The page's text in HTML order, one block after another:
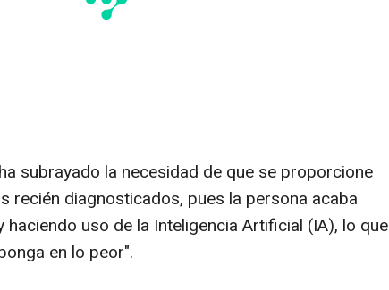
subrayado la necesidad de que se proporcione
recién diagnosticados, pues la persona acaba
haciendo uso de la Inteligencia Artificial (IA), lo que
en lo peor".